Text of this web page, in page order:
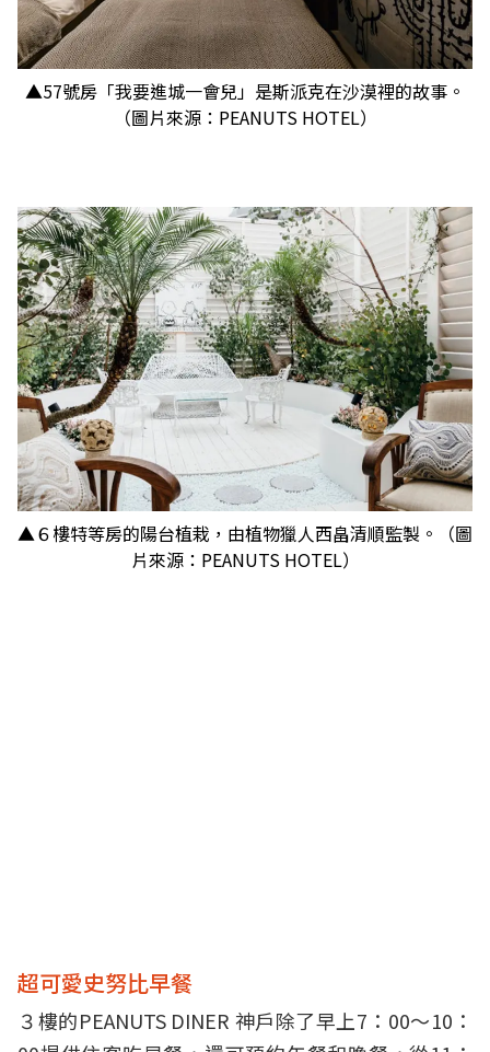
▲57號房「我要進城一會兒」是斯派克在沙漠裡的故事。
（圖片來源：PEANUTS HOTEL）
▲６樓特等房的陽台植栽，由植物獵人西畠清順監製。（圖
片來源：PEANUTS HOTEL）
超可愛史努比早餐
３樓的PEANUTS DINER 神戶除了早上7：00～10：